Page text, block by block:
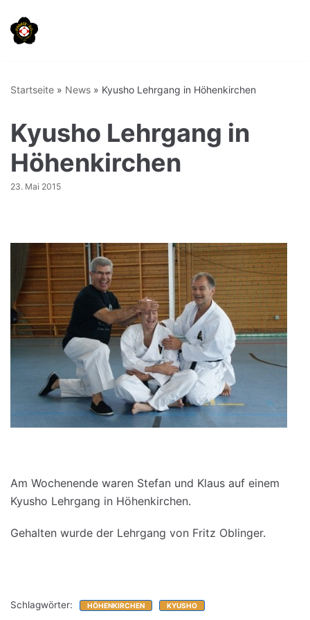
Zum
Inhalt
Startseite » News » Kyusho Lehrgang in Höhenkirchen
Kyusho Lehrgang in
Höhenkirchen
23. Mai 2015
Am Wochenende waren Stefan und Klaus auf einem
Kyusho Lehrgang in Höhenkirchen.
Gehalten wurde der Lehrgang von Fritz Oblinger.
Schlagwörter: HÖHENKIRCHEN KYUSHO